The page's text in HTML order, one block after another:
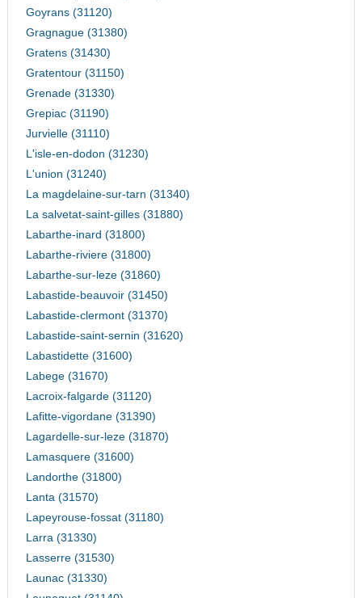
Goyrans (31120)
Gragnague (31380)
Gratens (31430)
Gratentour (31150)
Grenade (31330)
Grepiac (31190)
Jurvielle (31110)
L'isle-en-dodon (31230)
L'union (31240)
La magdelaine-sur-tarn (31340)
La salvetat-saint-gilles (31880)
Labarthe-inard (31800)
Labarthe-riviere (31800)
Labarthe-sur-leze (31860)
Labastide-beauvoir (31450)
Labastide-clermont (31370)
Labastide-saint-sernin (31620)
Labastidette (31600)
Labege (31670)
Lacroix-falgarde (31120)
Lafitte-vigordane (31390)
Lagardelle-sur-leze (31870)
Lamasquere (31600)
Landorthe (31800)
Lanta (31570)
Lapeyrouse-fossat (31180)
Larra (31330)
Lasserre (31530)
Launac (31330)